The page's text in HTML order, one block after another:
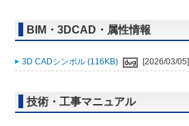
BIM・3DCAD・属性情報
3D CADシンボル (116KB) [2026/03/05]
技術・工事マニュアル